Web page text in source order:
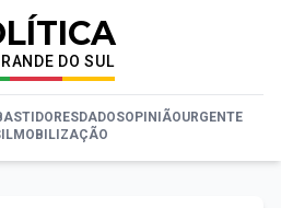
DO SUL
DADOSOPINIÃOURGENTE
MOBILIZAÇÃO